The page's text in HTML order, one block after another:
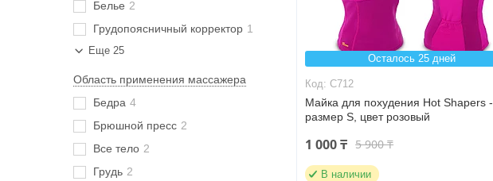
Белье 2
Грудопоясничный корректор 1
Еще 25
Область применения массажера
Бедра 4
Брюшной пресс 2
Все тело 2
Грудь 2
Осталось 25 дней
C712
Майка для похудения Hot Shapers -
размер S, цвет розовый
1 000 ₸ 5 900 ₸
В наличии